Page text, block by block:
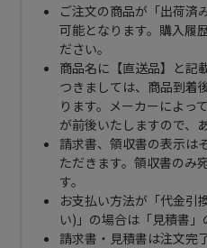
ご注文の商品が「出荷済
可能となります。購入履
ださい。
商品名に【直送品】と記
つきましては、商品到着
ります。メーカーによっ
が前後いたしますので、
請求書、領収書の表示は
ただきます。領収書のみ
す。
お支払い方法が「代金引
い)」の場合は「見積書」
請求書・見積書は注文完